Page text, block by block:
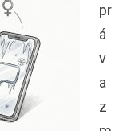
pr
á
v
a
z